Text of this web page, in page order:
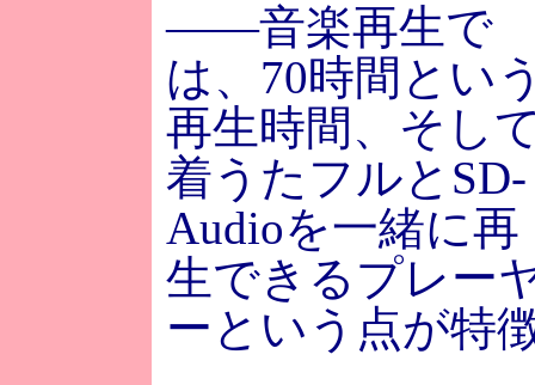
――音楽再生で
は、70時間とい
再生時間、そし
着うたフルとSD-
Audioを一緒に再
生できるプレー
ーという点が特